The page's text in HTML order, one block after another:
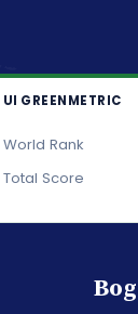
UI GREENMETRIC
World Rank
Total Score